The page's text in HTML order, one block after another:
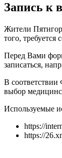
Запись к
Жители
того,
Перед Вами
записаться,
В соответствии
выбор
Используемые
https://
https://